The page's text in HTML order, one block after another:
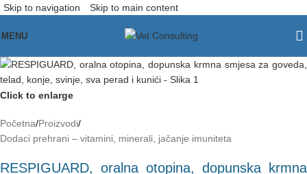
Skip to navigation Skip to main content
MENU
Click to enlarge
Početna/Proizvodi/
Dodaci prehrani – vitamini, minerali, jačanje imuniteta
RESPIGUARD, oralna otopina, dopunska krmna